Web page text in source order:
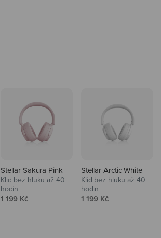
Stellar Sakura Pink
Klid bez hluku až 40
hodin
Prodejní cena
1 199 Kč
Stellar Arctic White
Klid bez hluku až 40
hodin
Prodejní cena
1 199 Kč